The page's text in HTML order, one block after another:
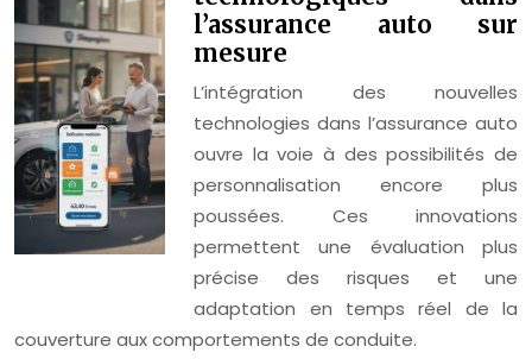
l’assurance auto sur
mesure
L’intégration des nouvelles
technologies dans l’assurance auto
ouvre la voie à des possibilités de
personnalisation encore plus
poussées. Ces innovations
permettent une évaluation plus
précise des risques et une
adaptation en temps réel de la
couverture aux comportements de conduite.